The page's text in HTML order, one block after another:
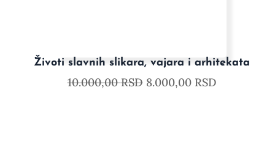
Životi slavnih slikara, vajara i arhitekata
10.000,00RSD 8.000,00 RSD